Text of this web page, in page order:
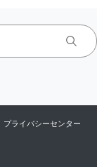
プライバシーセンター